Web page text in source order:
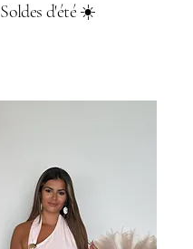
Soldes d'été ☀️